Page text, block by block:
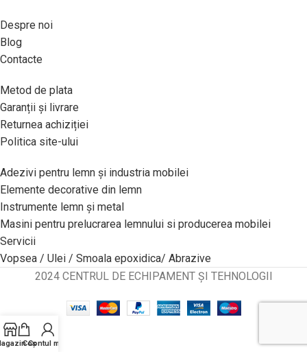
Despre noi
Blog
Contacte
Metod de plata
Garanții și livrare
Returnea achiziției
Politica site-ului
Adezivi pentru lemn și industria mobilei
Elemente decorative din lemn
Instrumente lemn și metal
Masini pentru prelucrarea lemnului si producerea mobilei
Servicii
Vopsea / Ulei / Smoala epoxidica/ Abrazive
2024 CENTRUL DE ECHIPAMENT ȘI TEHNOLOGII
CoșContul meu